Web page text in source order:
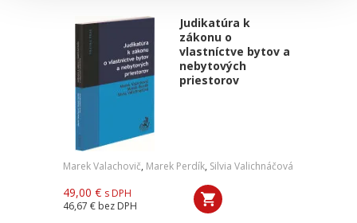
Judikatúra k
zákonu o
vlastníctve bytov a
nebytových
priestorov
Marek Valachovič, Marek Perdík, Silvia Valichnáčová
49,00 € s DPH
46,67 € bez DPH